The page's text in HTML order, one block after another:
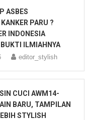
ASBES
PARU ?
INDONESIA
ILMIAHNYA
editor_stylish
CUCI AWM14-
BARU, TAMPILAN
STYLISH